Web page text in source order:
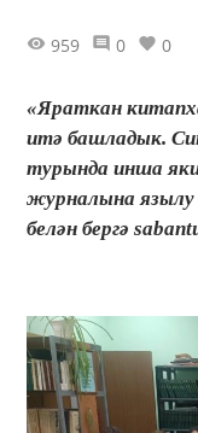
959 0 0
«Яраткан
итә башладык.
турында инша
журналына язылу
белән бергә